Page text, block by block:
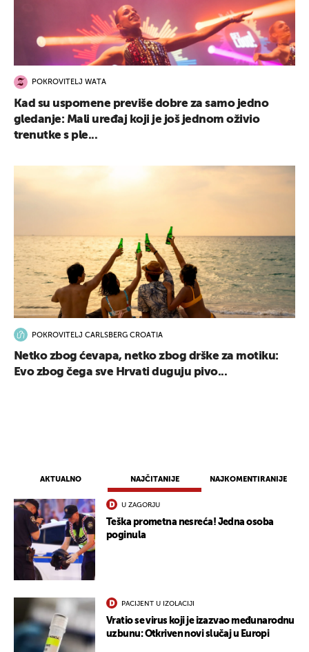
AKTUALNO NAJČITANIJE NAJKOMENTIRANIJE
U ZAGORJU
Teška prometna nesreća! Jedna osoba
poginula
PACIJENT U IZOLACIJI
Vratio se virus koji je izazvao međunarodnu
uzbunu: Otkriven novi slučaj u Europi
POKROVITELJ WATA
Kad su uspomene previše dobre za samo jedno
gledanje: Mali uređaj koji je još jednom oživio
trenutke s ple...
POKROVITELJ CARLSBERG CROATIA
Netko zbog ćevapa, netko zbog drške za motiku:
Evo zbog čega sve Hrvati duguju pivo...